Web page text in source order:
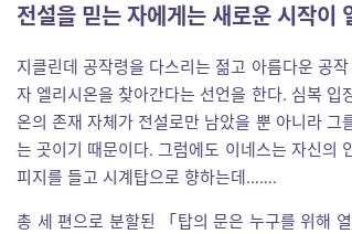
전설을 믿는 자에게는 새로운 시작이
지클린데 공작령을 다스리는 젊고 아름다운 공
자 엘리시온을 찾아간다는 선언을 한다. 심복
온의 존재 자체가 전설로만 남았을 뿐 아니라
는 곳이기 때문이다. 그럼에도 이네스는 자신의
피지를 들고 시계탑으로 향하는데…….
총 세 편으로 분할된 「탑의 문은 누구를 위해